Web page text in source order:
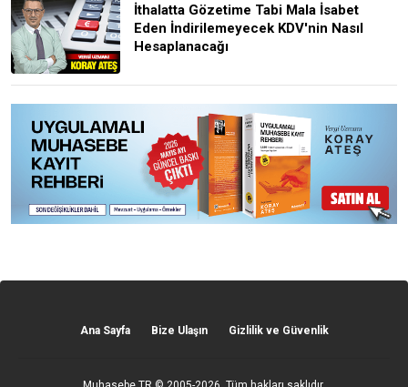
İthalatta Gözetime Tabi Mala İsabet
Eden İndirilemeyecek KDV'nin Nasıl
Hesaplanacağı
Ana Sayfa Bize Ulaşın Gizlilik ve Güvenlik